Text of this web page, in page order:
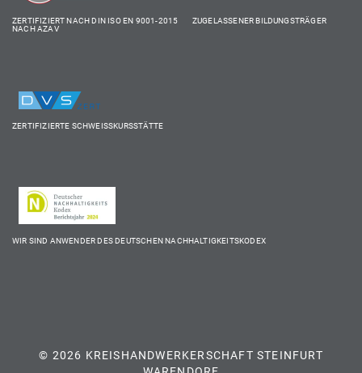
ZERTIFIZIERT NACH DIN ISO EN 9001-2015 ZUGELASSENER BILDUNGSTRÄGER
NACH AZAV
ZERTIFIZIERTE SCHWEISSKURSSTÄTTE
WIR SIND ANWENDER DES DEUTSCHEN NACHHALTIGKEITSKODEX
© 2026 KREISHANDWERKERSCHAFT STEINFURT